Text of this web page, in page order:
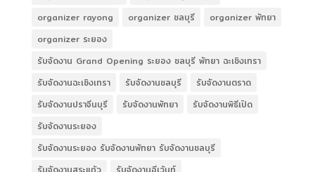
organizer rayong
organizer ชลบุรี
organizer พัทยา
organizer ระยอง
รับจัดงาน Grand Opening ระยอง ชลบุรี พัทยา ฉะเชิงเทรา
รับจัดงานฉะเชิงเทรา
รับจัดงานชลบุรี
รับจัดงานตราด
รับจัดงานปราจีนบุรี
รับจัดงานพัทยา
รับจัดงานพิธีเปิด
รับจัดงานระยอง
รับจัดงานระยอง รับจัดงานพัทยา รับจัดงานชลบุรี